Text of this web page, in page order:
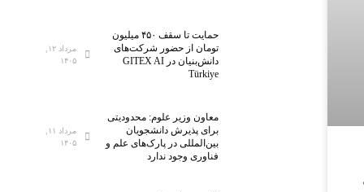
حمایت تا سقف ۴۵۰ میلیون
تومان از حضور شرکت‌های
دانش‌بنیان در GITEX AI
Türkiye
۱۴۰۵
معاون وزیر علوم: محدودیتی
برای پذیرش دانشجویان
بین‌المللی در پارک‌های علم و
فناوری وجود ندارد
۱۴۰۵